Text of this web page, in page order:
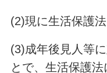
(2)現に生活保護
(3)成年後見人等
とで、 生活保護法